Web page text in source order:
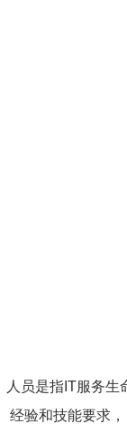
人员是指IT服务生
经验和技能要求